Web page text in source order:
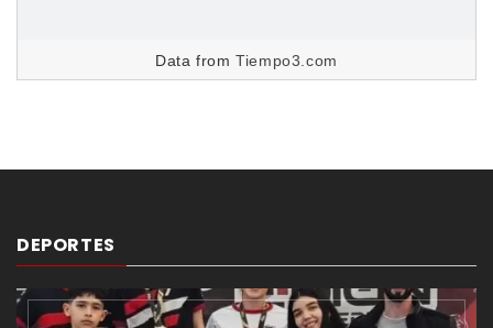
Data fromTiempo3.com
DEPORTES